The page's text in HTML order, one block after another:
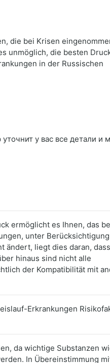
die bei Krisen
unmöglich, die besten
in der Russischen
у вас все детали и
ermöglicht es Ihnen, das
unter
ändert, liegt dies daran,
hinaus sind nicht alle
der Kompatibilität mit
Erkrankungen
da wichtige Substanzen
In Übereinstimmung